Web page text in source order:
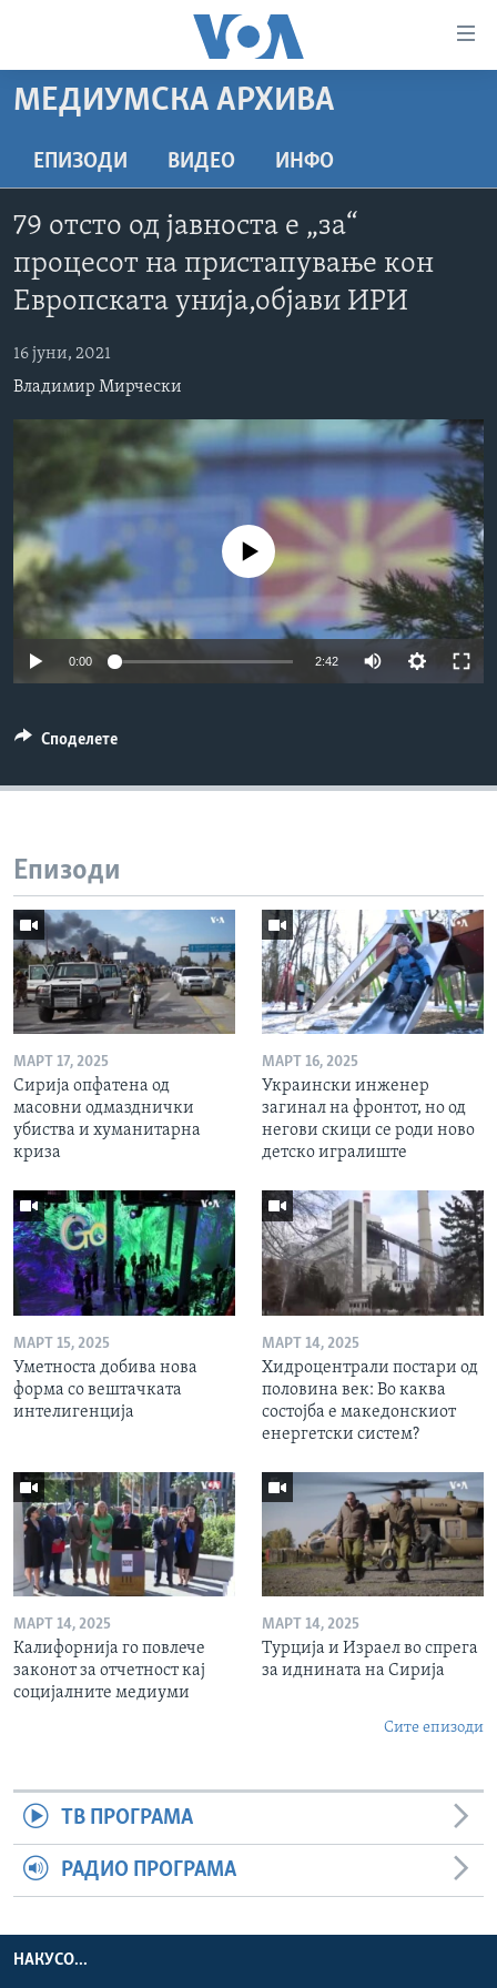
пристапност
Премини
до
страната
навигација
Пребарувај
ДОМА
РУБРИКИ
МАКЕДОНИЈА
СВЕТ
ЕКОНОМИЈА
ПОЛИТИКА
ЗДРАВЈЕ
УМЕТНОСТ И ЗАБАВА
ИНТЕРВЈУА
ДОКУМЕНТАРЦИ
АРХИВИРАНА ПРОГРАМА
NEWSFLASH - АРХИВА
ВЕСТИ ОД САД ВО МИНУТА - АРХИВА
ИЗБОРИ ВО САД 2020 - АРХИВА
ЗА НАС
Learning English
Јазици
МЕДИУМСКА АРХИВА
ЕПИЗОДИ ВИДЕО ИНФО
79 отсто од јавноста е „за“
процесот на пристапување кон
Европската унија,објави ИРИ
16 јуни, 2021
Владимир Мирчески
No media source currently available
0:00 2:42
Споделете
Епизоди
МАРТ 17, 2025
Сирија опфатена од
масовни одмазднички
убиства и хуманитарна
криза
МАРТ 16, 2025
Украински инженер
загинал на фронтот, но од
негови скици се роди ново
детско игралиште
МАРТ 15, 2025
Уметноста добива нова
форма со вештачката
интелигенција
МАРТ 14, 2025
Хидроцентрали постари од
половина век: Во каква
состојба е македонскиот
енергетски систем?
МАРТ 14, 2025
Калифорнија го повлече
законот за отчетност кај
социјалните медиуми
МАРТ 14, 2025
Турција и Израел во спрега
за иднината на Сирија
Сите епизоди
ТВ ПРОГРАМА
РАДИО ПРОГРАМА
НАКУСО...